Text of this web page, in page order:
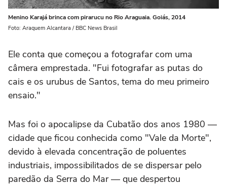
Menino Karajá brinca com pirarucu no Rio Araguaia. Goiás, 2014
Foto: Araquem Alcantara / BBC News Brasil
Ele conta que começou a fotografar com uma
câmera emprestada. "Fui fotografar as putas do
cais e os urubus de Santos, tema do meu primeiro
ensaio."
Mas foi o apocalipse da Cubatão dos anos 1980 —
cidade que ficou conhecida como "Vale da Morte",
devido à elevada concentração de poluentes
industriais, impossibilitados de se dispersar pelo
paredão da Serra do Mar — que despertou